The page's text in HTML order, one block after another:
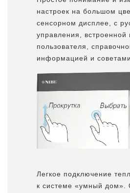
настроек на большом
сенсорном дисплее, с
управления, встроенной
пользователя,
информацией и
Легкое подключение
к системе «умный дом».